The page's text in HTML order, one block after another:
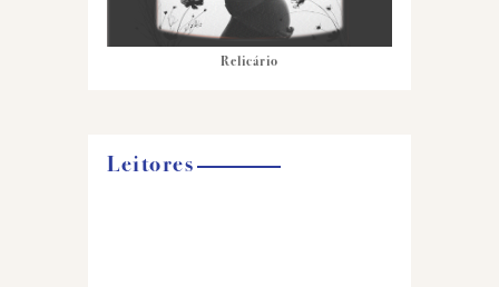
Relicário
Leitores